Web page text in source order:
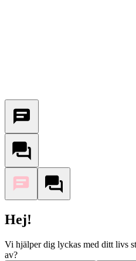
Hej!
Vi hjälper dig lyckas med ditt livs
av?